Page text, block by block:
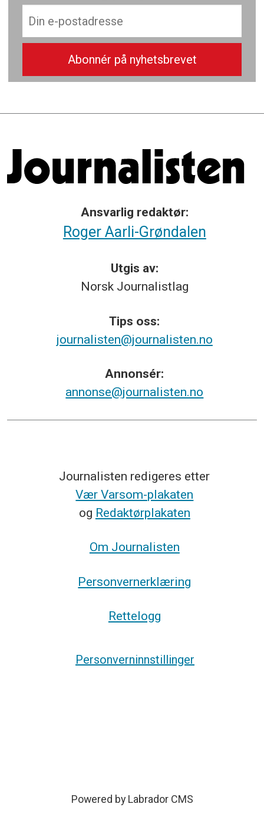
Ansvarlig redaktør:
Roger Aarli-Grøndalen
Utgis av:
Norsk Journalistlag
Tips oss:
journalisten@journalisten.no
Annonsér:
annonse@journalisten.no
Journalisten redigeres etter
Vær Varsom-plakaten
og Redaktørplakaten
Om Journalisten
Personvernerklæring
Rettelogg
Personverninnstillinger
Powered by Labrador CMS